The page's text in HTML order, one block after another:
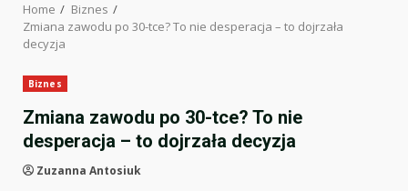
Home
Biznes
Zmiana zawodu po 30-tce? To nie desperacja – to dojrzała
decyzja
Biznes
Zmiana zawodu po 30-tce? To nie
desperacja – to dojrzała decyzja
Zuzanna Antosiuk